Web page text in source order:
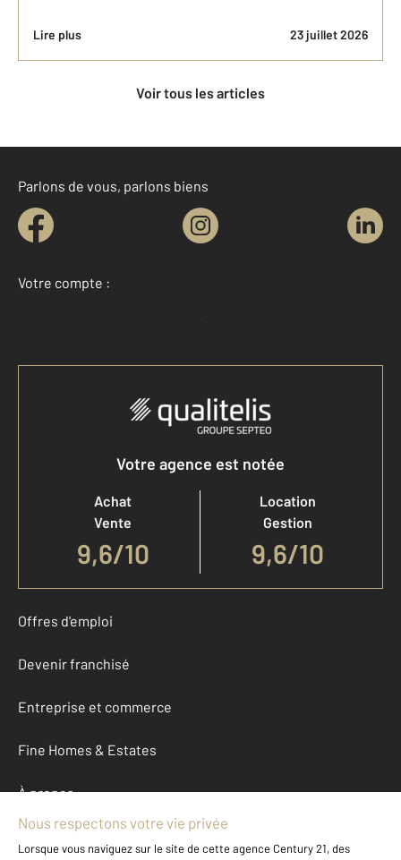
Lire plus 23 juillet 2026
Voir tous les articles
Parlons de vous, parlons biens
Votre compte :
Accéder à mon compte
Votre agence est notée
Achat
Vente
9,6/10
Location
Gestion
9,6/10
Offres d'emploi
Devenir franchisé
Entreprise et commerce
Fine Homes & Estates
À propos
International